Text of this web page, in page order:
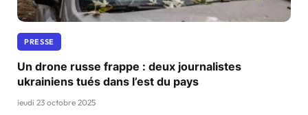
PRESSE
Un drone russe frappe : deux journalistes
ukrainiens tués dans l’est du pays
jeudi 23 octobre 2025